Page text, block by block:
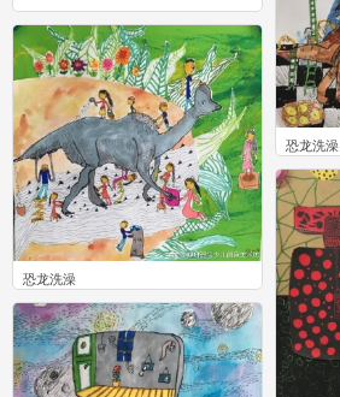
​​​​恐龙洗澡
0
​​​​​​​​恐龙洗澡
0